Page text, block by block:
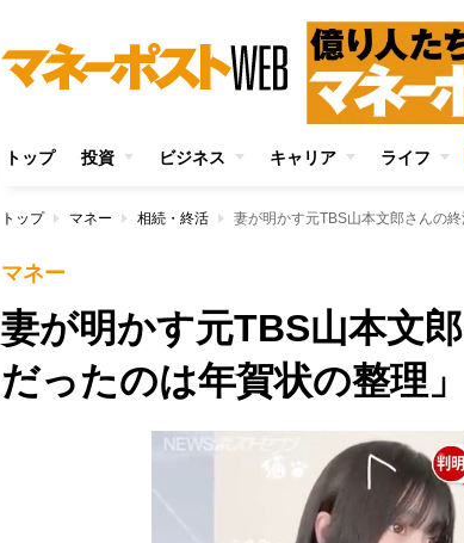
トップ 投資 ビジネス キャリア ライフ
トップ マネー 相続・終活 妻が明かす元TBS山本文郎さんの
マネー
妻が明かす元TBS山本文
だったのは年賀状の整理」